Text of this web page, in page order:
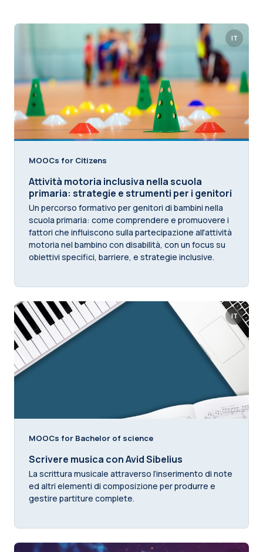
IT
MOOCs for Citizens
Attività motoria inclusiva nella scuola
primaria: strategie e strumenti per i genitori
Un percorso formativo per genitori di bambini nella
scuola primaria: come comprendere e promuovere i
fattori che influiscono sulla partecipazione all'attività
motoria nel bambino con disabilità, con un focus su
obiettivi specifici, barriere, e strategie inclusive.
IT
MOOCs for Bachelor of science
Scrivere musica con Avid Sibelius
La scrittura musicale attraverso l’inserimento di note
ed altri elementi di composizione per produrre e
gestire partiture complete.